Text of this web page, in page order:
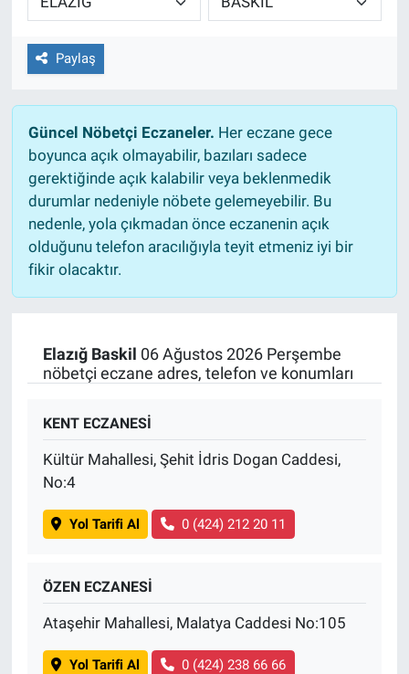
Paylaş
Güncel Nöbetçi Eczaneler. Her eczane gece
boyunca açık olmayabilir, bazıları sadece
gerektiğinde açık kalabilir veya beklenmedik
durumlar nedeniyle nöbete gelemeyebilir. Bu
nedenle, yola çıkmadan önce eczanenin açık
olduğunu telefon aracılığıyla teyit etmeniz iyi bir
fikir olacaktır.
Elazığ Baskil 06 Ağustos 2026 Perşembe
nöbetçi eczane adres, telefon ve konumları
KENT ECZANESİ
Kültür Mahallesi, Şehit İdris Dogan Caddesi,
No:4
Yol Tarifi Al 0 (424) 212 20 11
ÖZEN ECZANESİ
Ataşehir Mahallesi, Malatya Caddesi No:105
Yol Tarifi Al 0 (424) 238 66 66